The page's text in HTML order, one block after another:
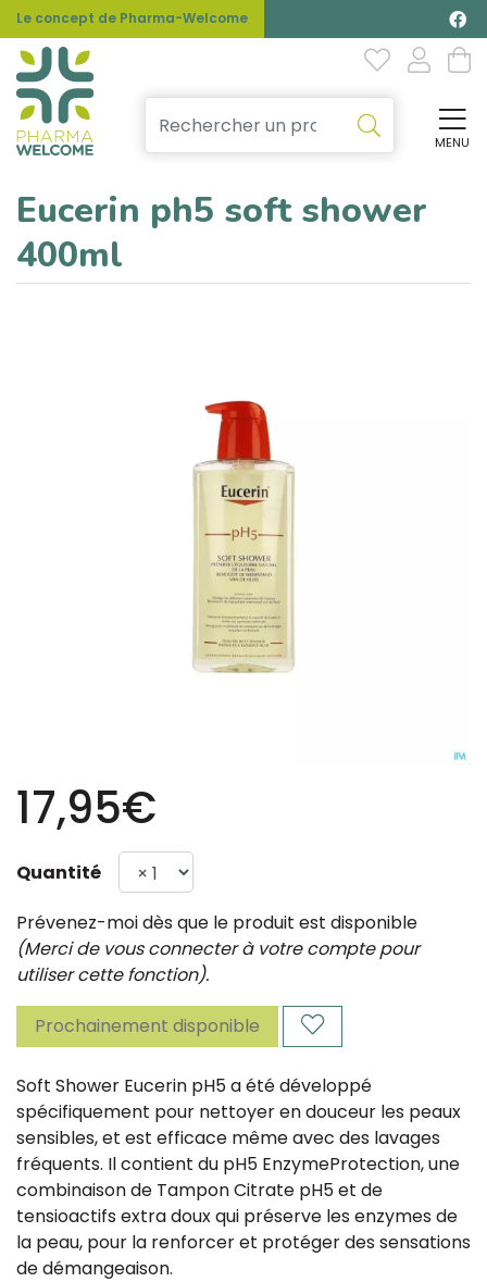
Le concept de Pharma-Welcome
MENU
Eucerin ph5 soft shower
400ml
17,95€
Quantité
Prévenez-moi dès que le produit est disponible
(Merci de vous connecter à votre compte pour
utiliser cette fonction).
Prochainement disponible
Soft Shower Eucerin pH5 a été développé
spécifiquement pour nettoyer en douceur les peaux
sensibles, et est efficace même avec des lavages
fréquents. Il contient du pH5 EnzymeProtection, une
combinaison de Tampon Citrate pH5et de
tensioactifs extra doux qui préserve les enzymes de
la peau, pour la renforcer et protéger des sensations
de démangeaison.